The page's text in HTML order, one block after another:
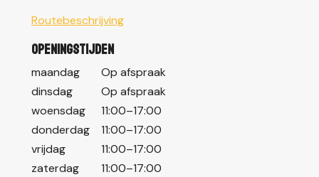
Routebeschrijving
Openingstijden
maandag
Op afspraak
dinsdag
Op afspraak
woensdag
11:00–17:00
donderdag
11:00–17:00
vrijdag
11:00–17:00
zaterdag
11:00–17:00